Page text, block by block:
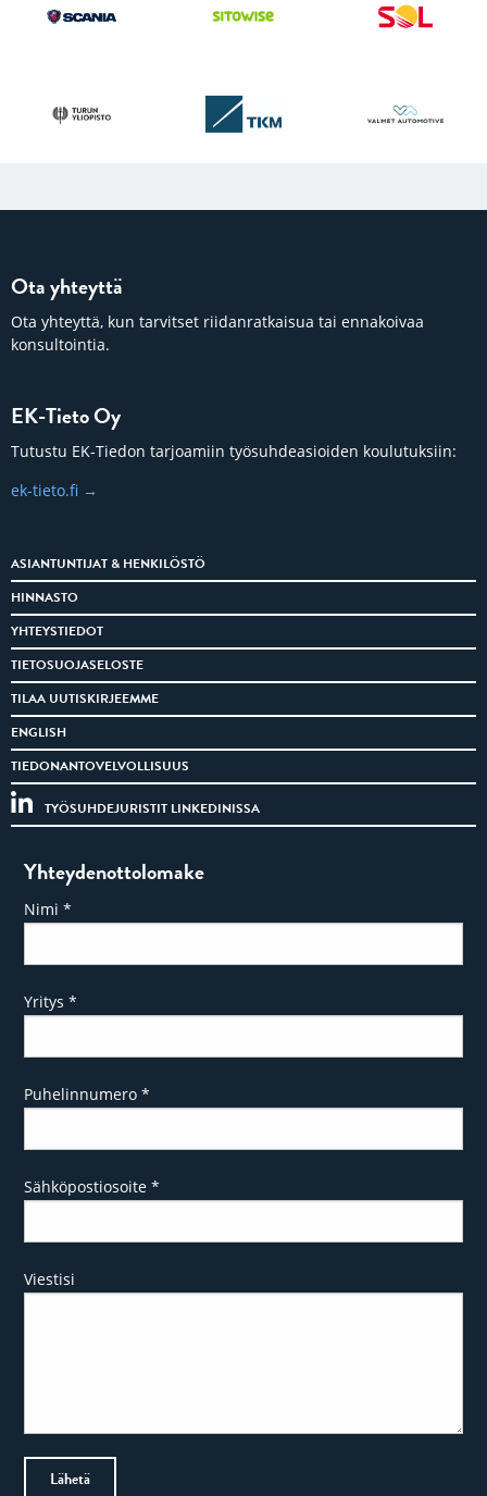
Ota yhteyttä
Ota yhteyttä, kun tarvitset riidanratkaisua tai ennakoivaa
konsultointia.
EK-Tieto Oy
Tutustu EK-Tiedon tarjoamiin työsuhdeasioiden koulutuksiin:
ek-tieto.fi
ASIANTUNTIJAT & HENKILÖSTÖ
HINNASTO
YHTEYSTIEDOT
TIETOSUOJASELOSTE
TILAA UUTISKIRJEEMME
ENGLISH
TIEDONANTOVELVOLLISUUS
TYÖSUHDEJURISTIT LINKEDINISSA
Yhteydenottolomake
Nimi*
Yritys*
Puhelinnumero*
Sähköpostiosoite*
Viestisi